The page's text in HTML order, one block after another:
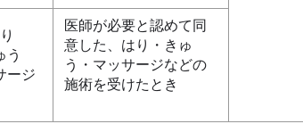
う
ージ
医師が必要と認めて同
意した、はり・きゅ
う・マッサージなどの
施術を受けたとき